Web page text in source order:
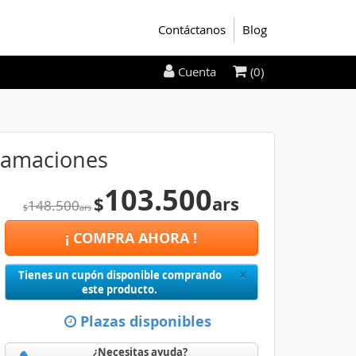
Contáctanos Blog
$148.500ars $103.500ars
¡ COMPRA AHORA !
×Close
Tienes un cupón disponible comprando
este producto.
Plazas disponibles
¿Necesitas ayuda?
Cuenta (0)